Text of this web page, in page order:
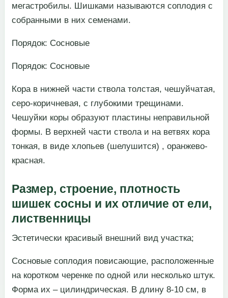
мегастробилы. Шишками называются соплодия с
собранными в них семенами.​
​Порядок: Сосновые​
​Порядок: Сосновые​
​Кора в нижней части ствола толстая, чешуйчатая,
серо-коричневая, с глубокими трещинами.
Чешуйки коры образуют пластины неправильной
формы. В верхней части ствола и на ветвях кора
тонкая, в виде хлопьев (шелушится) , оранжево-
красная.​
Размер, строение, плотность
шишек сосны и их отличие от ели,
лиственницы
​Эстетически красивый внешний вид участка;​
​Сосновые соплодия повисающие, расположенные
на коротком черенке по одной или несколько штук.
Форма их – цилиндрическая. В длину 8-10 см, в